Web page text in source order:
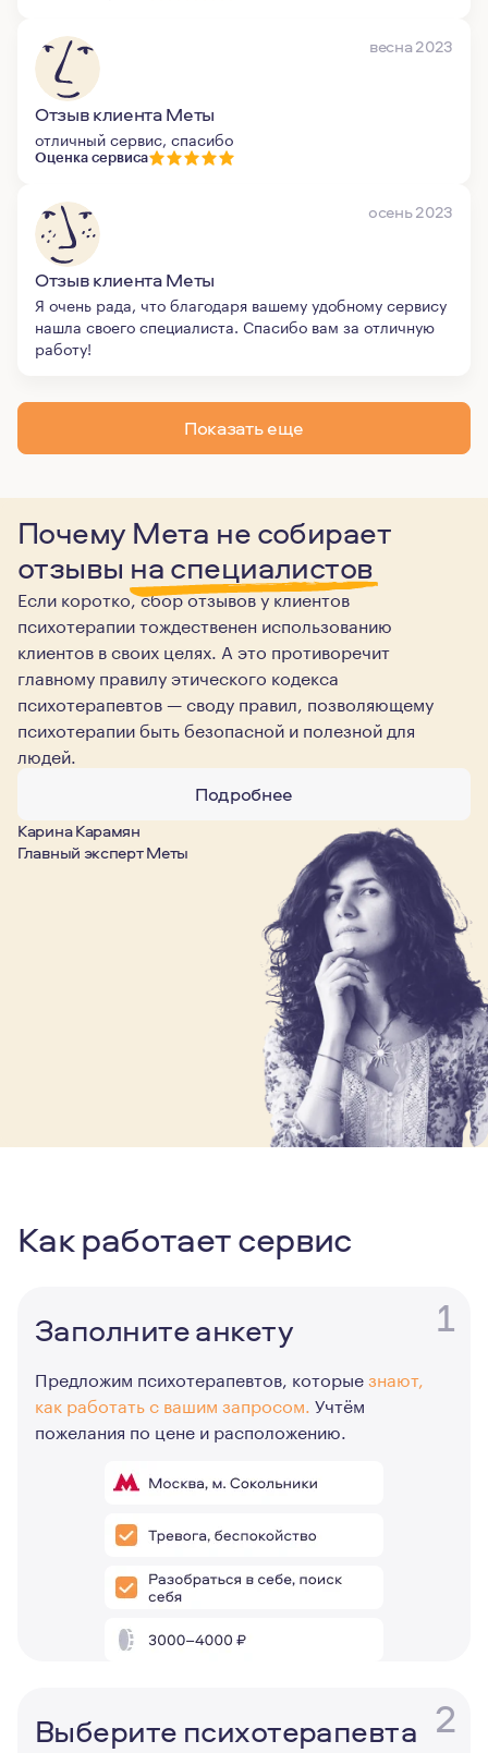
весна 2023
Отзыв клиента Меты
отличный сервис, спасибо
Оценка сервиса
осень 2023
Отзыв клиента Меты
Я очень рада, что благодаря вашему удобному сервису
нашла своего специалиста. Спасибо вам за отличную
работу!
Показать еще
Почему Мета не собирает
отзывы на специалистов
Если коротко, сбор отзывов у клиентов
психотерапии тождественен использованию
клиентов в своих целях. А это противоречит
главному правилу этического кодекса
психотерапевтов — своду правил, позволяющему
психотерапии быть безопасной и полезной для
людей.
Подробнее
Карина Карамян
Главный эксперт Меты
Как работает сервис
1
Заполните анкету
Предложим психотерапевтов, которыезнают,
как работать с вашим запросом. Учтём
пожелания по цене и расположению.
2
Выберите психотерапевта